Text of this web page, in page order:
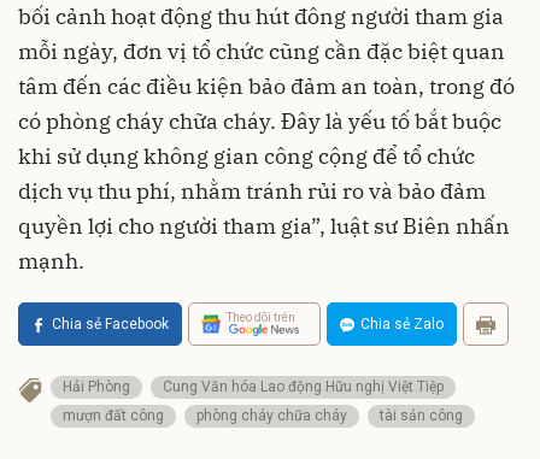
bối cảnh hoạt động thu hút đông người tham gia
mỗi ngày, đơn vị tổ chức cũng cần đặc biệt quan
tâm đến các điều kiện bảo đảm an toàn, trong đó
có phòng cháy chữa cháy. Đây là yếu tố bắt buộc
khi sử dụng không gian công cộng để tổ chức
dịch vụ thu phí, nhằm tránh rủi ro và bảo đảm
quyền lợi cho người tham gia”, luật sư Biên nhấn
mạnh.
Chia sẻ Facebook Theo dõi trên Chia sẻ Zalo
Hải Phòng
Cung Văn hóa Lao động Hữu nghị Việt Tiệp
mượn đất công
phòng cháy chữa cháy tài sản công